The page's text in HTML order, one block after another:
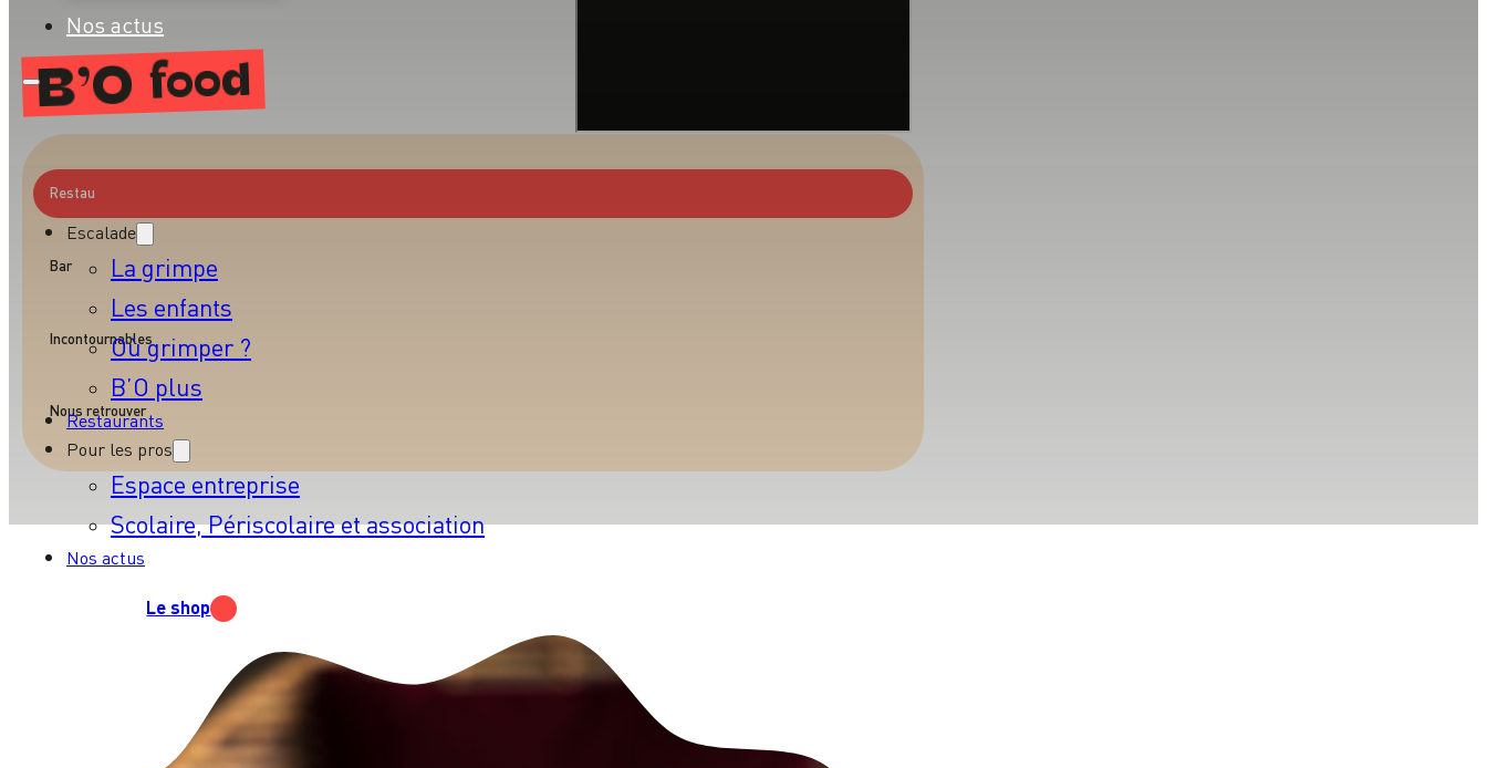
Nos actus
Escalade
La grimpe
Les enfants
Où grimper ?
B’O plus
Restaurants
Pour les pros
Espace entreprise
Scolaire, Périscolaire et association
Nos actus
Le shop
B’Ofood
Restau
Bar
Incontournables
Nous retrouver